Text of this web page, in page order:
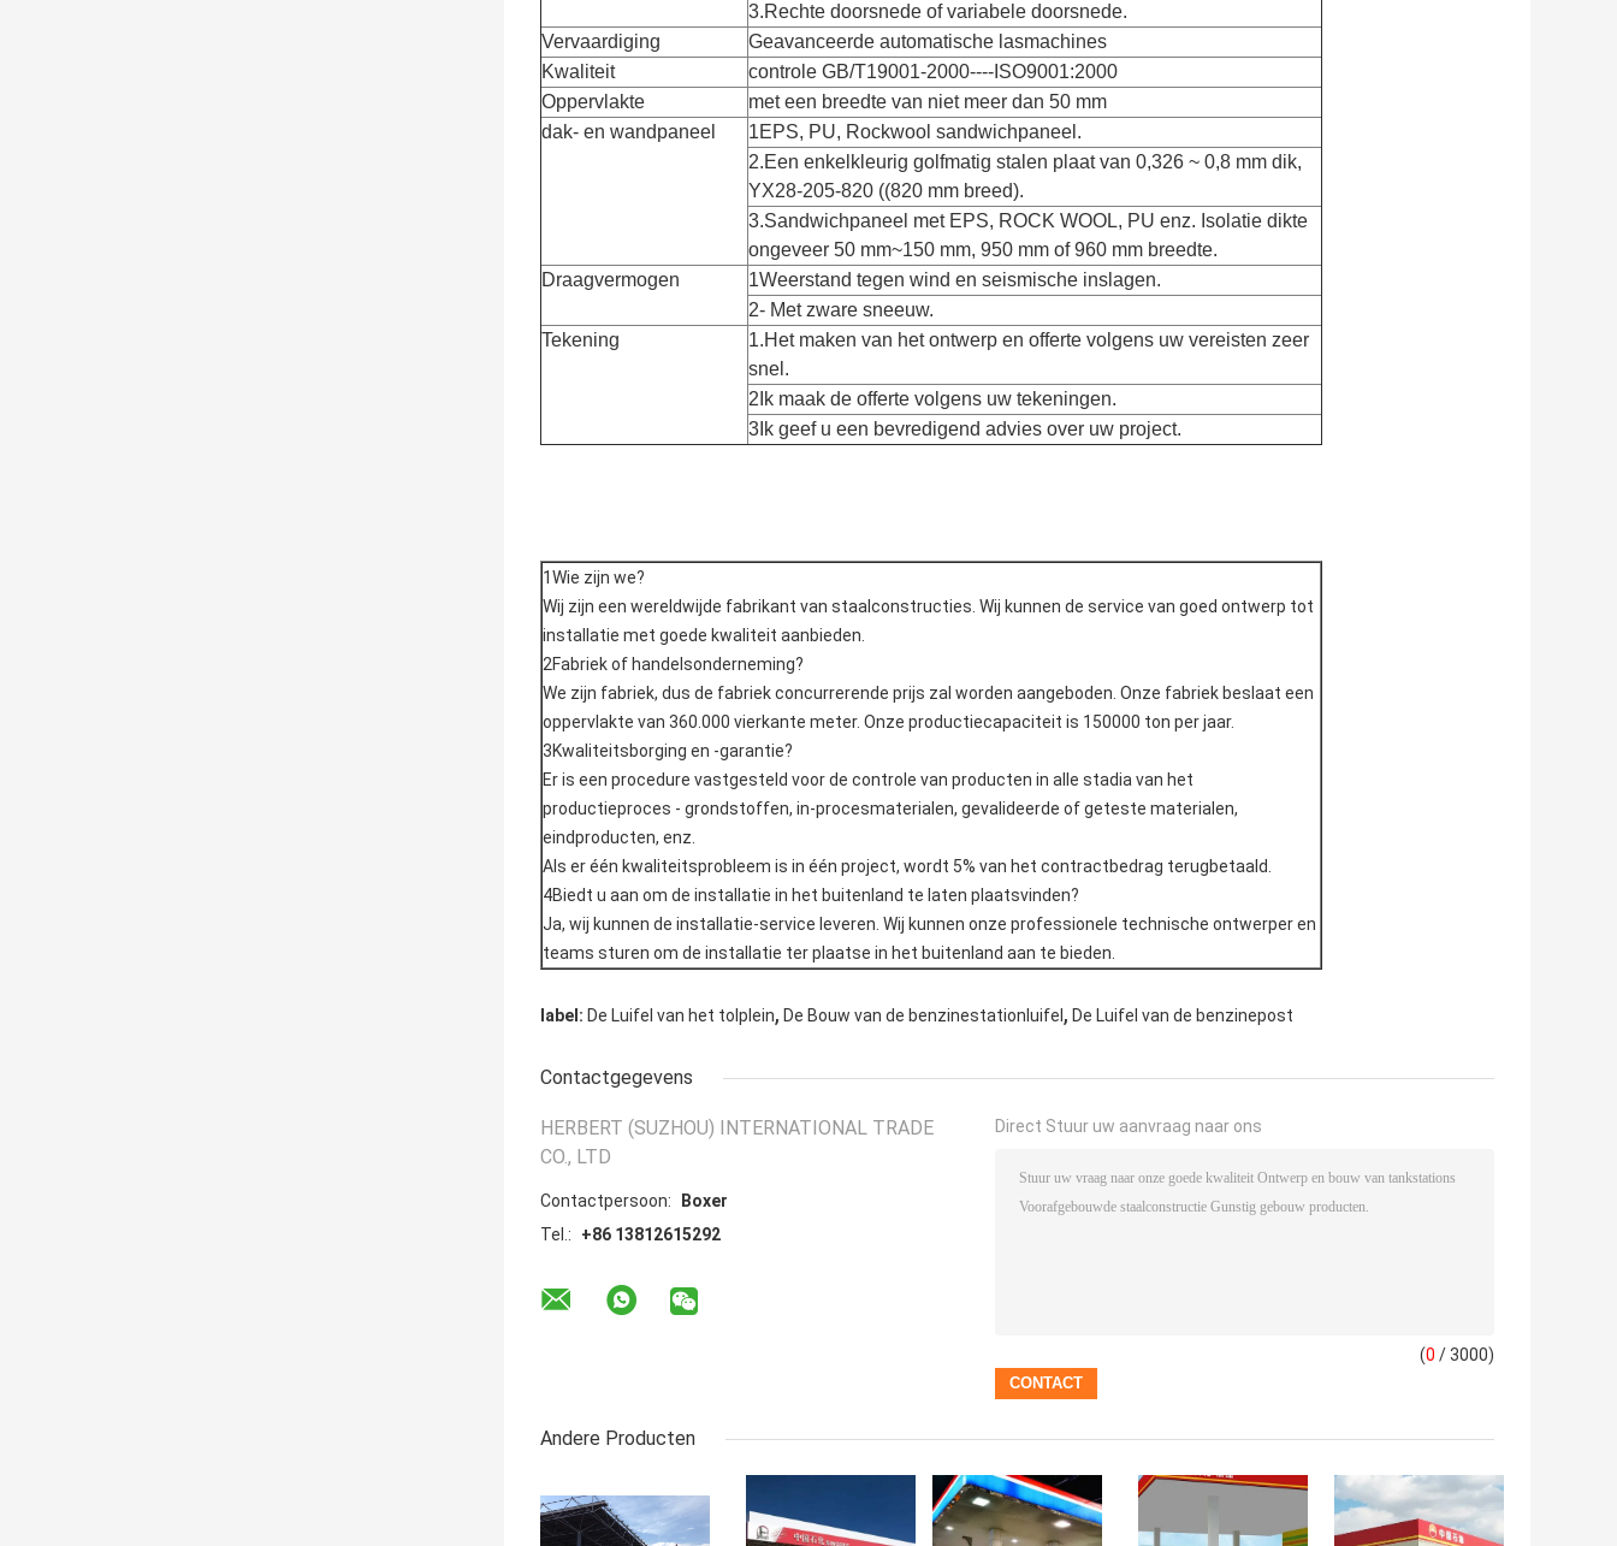
3.Rechte doorsnede of variabele doorsnede.
Vervaardiging
Geavanceerde automatische lasmachines
Kwaliteit
controle GB/T19001-2000----ISO9001:2000
Oppervlakte
met een breedte van niet meer dan 50 mm
dak- en wandpaneel
1EPS, PU, Rockwool sandwichpaneel.
2.Een enkelkleurig golfmatig stalen plaat van 0,326 ~ 0,8 mm dik,
YX28-205-820 ((820 mm breed).
3.Sandwichpaneel met EPS, ROCK WOOL, PU enz. Isolatie dikte
ongeveer 50 mm~150 mm, 950 mm of 960 mm breedte.
Draagvermogen
1Weerstand tegen wind en seismische inslagen.
2- Met zware sneeuw.
Tekening
1.Het maken van het ontwerp en offerte volgens uw vereisten zeer
snel.
2Ik maak de offerte volgens uw tekeningen.
3Ik geef u een bevredigend advies over uw project.
1Wie zijn we?
Wij zijn een wereldwijde fabrikant van staalconstructies. Wij kunnen de service van goed ontwerp tot
installatie met goede kwaliteit aanbieden.
2Fabriek of handelsonderneming?
We zijn fabriek, dus de fabriek concurrerende prijs zal worden aangeboden. Onze fabriek beslaat een
oppervlakte van 360.000 vierkante meter. Onze productiecapaciteit is 150000 ton per jaar.
3Kwaliteitsborging en -garantie?
Er is een procedure vastgesteld voor de controle van producten in alle stadia van het
productieproces - grondstoffen, in-procesmaterialen, gevalideerde of geteste materialen,
eindproducten, enz.
Als er één kwaliteitsprobleem is in één project, wordt 5% van het contractbedrag terugbetaald.
4Biedt u aan om de installatie in het buitenland te laten plaatsvinden?
Ja, wij kunnen de installatie-service leveren. Wij kunnen onze professionele technische ontwerper en
teams sturen om de installatie ter plaatse in het buitenland aan te bieden.
label: De Luifel van het tolplein, De Bouw van de benzinestationluifel , De Luifel van de benzinepost
Contactgegevens
HERBERT (SUZHOU) INTERNATIONAL TRADE
CO., LTD
Contactpersoon:
Boxer
Tel.:
+86 13812615292
Direct Stuur uw aanvraag naar ons
(0 / 3000)
Andere Producten